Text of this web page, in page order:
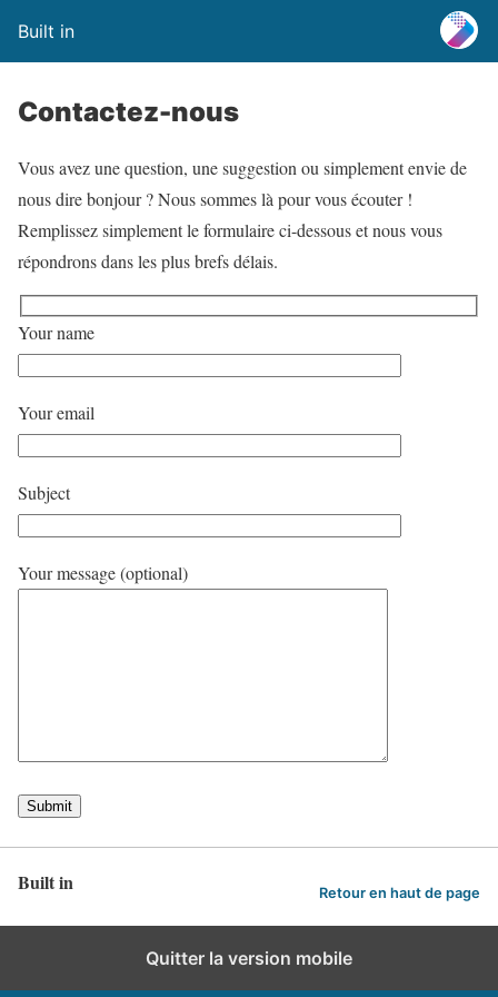
Built in
Contactez-nous
Vous avez une question, une suggestion ou simplement envie de
nous dire bonjour ? Nous sommes là pour vous écouter !
Remplissez simplement le formulaire ci-dessous et nous vous
répondrons dans les plus brefs délais.
Your name
Your email
Subject
Your message (optional)
Built in Retour en haut de page
Quitter la version mobile